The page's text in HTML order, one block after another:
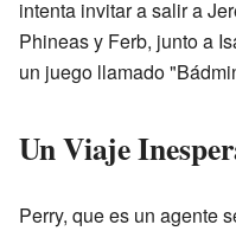
intenta invitar a salir a
Phineas y Ferb, junto a
un juego llamado
Un Viaje
Perry, que es un agente